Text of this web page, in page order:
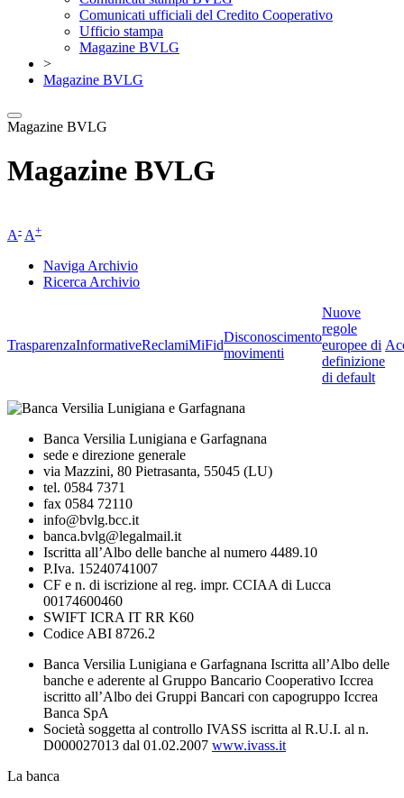
Comunicati ufficiali del Credito Cooperativo
Ufficio stampa
Magazine BVLG
>
Magazine BVLG
Magazine BVLG
Magazine BVLG
A- A+
Naviga Archivio
Ricerca Archivio
TrasparenzaInformativeReclamiMiFid
Disconoscimento
movimenti
Nuove
regole
europee di
definizione
di default
Banca Versilia Lunigiana e Garfagnana
sede e direzione generale
via Mazzini, 80 Pietrasanta, 55045 (LU)
tel. 0584 7371
fax 0584 72110
info@bvlg.bcc.it
banca.bvlg@legalmail.it
Iscritta all’Albo delle banche al numero 4489.10
P.Iva. 15240741007
CF e n. di iscrizione al reg. impr. CCIAA di Lucca
00174600460
SWIFT ICRA IT RR K60
Codice ABI 8726.2
Banca Versilia Lunigiana e Garfagnana Iscritta all’Albo delle
banche e aderente al Gruppo Bancario Cooperativo Iccrea
iscritto all’Albo dei Gruppi Bancari con capogruppo Iccrea
Banca SpA
Società soggetta al controllo IVASS iscritta al R.U.I. al n.
D000027013 dal 01.02.2007 www.ivass.it
La banca